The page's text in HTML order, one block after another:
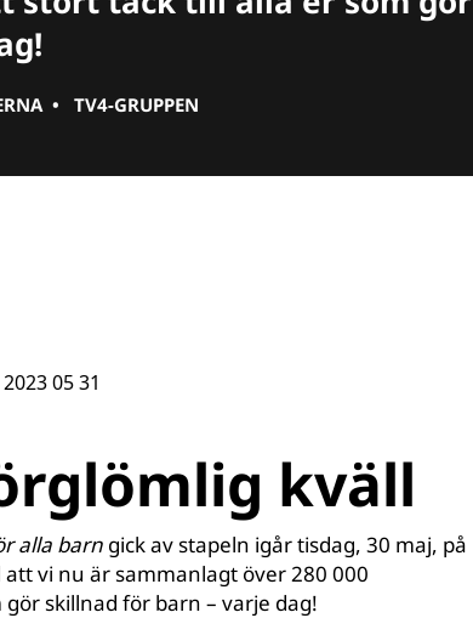
• TV4-GRUPPEN
2023 05 31
kväll
alla barn gick av stapeln igår tisdag, 30 maj, på
vi nu är sammanlagt över 280 000
skillnad för barn – varje dag!